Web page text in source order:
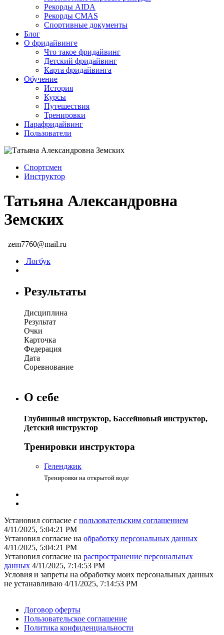
Рекорды AIDA
Рекорды CMAS
Спортивные документы
Блог
О фридайвинге
Что такое фридайвинг
Детский фридайвинг
Карта фридайвинга
Обучение
История
Курсы
Путешествия
Тренировки
Парафридайвинг
Пользователи
Спортсмен
Инструктор
Татьяна Александровна
Земских
zem7760@mail.ru
Логбук
Результаты
Дисциплина
Результат
Очки
Карточка
Федерация
Дата
Соревнование
О себе
Глубинный инструктор, Бассейновый инструктор,
Детский инструктор
Тренировки инструктора
Геленджик
Тренировки на открытой воде
Установил согласие с пользовательским соглашением
4/11/2025, 5:04:21 PM
Установил согласие на обработку персональных данных
4/11/2025, 5:04:21 PM
Установил согласие на распространение персональных
данных 4/11/2025, 7:14:53 PM
Условия и запреты на обработку моих персональных данных
не устанавливаю 4/11/2025, 7:14:53 PM
Договор оферты
Пользовательское соглашение
Политика конфиденциальности